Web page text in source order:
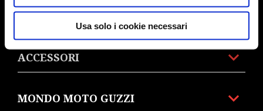
Usa solo i cookie necessari
PROMOZIONI
ACCESSORI
MONDO MOTO GUZZI